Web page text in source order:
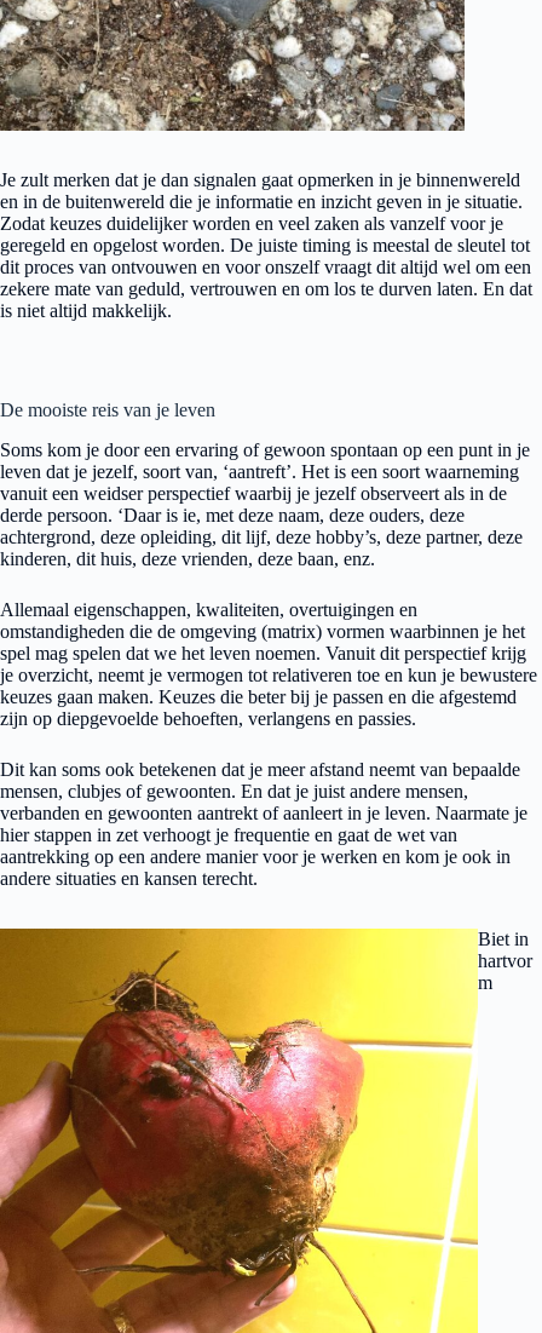
Je zult merken dat je dan signalen gaat opmerken in je binnenwereld
en in de buitenwereld die je informatie en inzicht geven in je situatie.
Zodat keuzes duidelijker worden en veel zaken als vanzelf voor je
geregeld en opgelost worden. De juiste timing is meestal de sleutel tot
dit proces van ontvouwen en voor onszelf vraagt dit altijd wel om een
zekere mate van geduld, vertrouwen en om los te durven laten. En dat
is niet altijd makkelijk.
De mooiste reis van je leven
Soms kom je door een ervaring of gewoon spontaan op een punt in je
leven dat je jezelf, soort van, ‘aantreft’. Het is een soort waarneming
vanuit een weidser perspectief waarbij je jezelf observeert als in de
derde persoon. ‘Daar is ie, met deze naam, deze ouders, deze
achtergrond, deze opleiding, dit lijf, deze hobby’s, deze partner, deze
kinderen, dit huis, deze vrienden, deze baan, enz.
Allemaal eigenschappen, kwaliteiten, overtuigingen en
omstandigheden die de omgeving (matrix) vormen waarbinnen je het
spel mag spelen dat we het leven noemen. Vanuit dit perspectief krijg
je overzicht, neemt je vermogen tot relativeren toe en kun je bewustere
keuzes gaan maken. Keuzes die beter bij je passen en die afgestemd
zijn op diepgevoelde behoeften, verlangens en passies.
Dit kan soms ook betekenen dat je meer afstand neemt van bepaalde
mensen, clubjes of gewoonten. En dat je juist andere mensen,
verbanden en gewoonten aantrekt of aanleert in je leven. Naarmate je
hier stappen in zet verhoogt je frequentie en gaat de wet van
aantrekking op een andere manier voor je werken en kom je ook in
andere situaties en kansen terecht.
Biet in
hartvor
m